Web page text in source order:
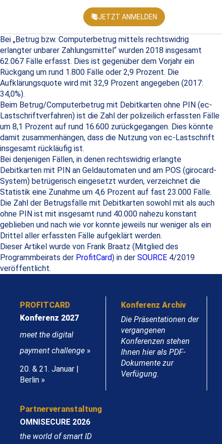
JETZT ANMELDEN
Bei „Betrug bzw. Computerbetrug mittels rechtswidrig
erlangter unbarer Zahlungsmittel“ wurden 2018 insgesamt
62.067 Fälle erfasst. Dies ist gegenüber dem Vorjahr ein
Rückgang um rund 1.800 Fälle oder 2,9 Prozent. Die
Aufklärungsquote wird mit 32,9 Prozent angegeben (2017:
34,0%).
Beim Betrug/Computerbetrug mit Debitkarten ohne PIN (ec-
Lastschriftverfahren) ist die Zahl der polizeilich erfassten Fälle
um 8,1 Prozent auf rund 16.600 zurückgegangen. Dies könnte
damit zusammenhängen, dass die Nutzung von ec-Lastschrift
insgesamt rückläufig ist.
Bei denjenigen Fällen, in denen rechtswidrig erlangte
Debitkarten mit PIN an Geldautomaten und am POS (girocard-
System) betrügerisch eingesetzt wurden, verzeichnet die
Statistik eine Zunahme um 4,6 Prozent auf fast 23.000 Fälle.
Die Zahl der Betrugsfälle mit Debitkarten sowohl mit als auch
ohne PIN ist mit insgesamt rund 40.000 nahezu konstant
geblieben und nach wie vor konnte jeweils nur weniger als ein
Drittel aller erfassten Fälle aufgeklärt werden.
Dieser Artikel wurde von Frank Braatz (Mitglied des
Programmbeirats der ProfitCard) in der SOURCE 4/2019
veröffentlicht.
PROFITCARD
Konferenz 2027
meet the digital
payment challenge »
20. & 21. Januar |
Berlin »
Konferenz Archiv
Die Präsentationen der
vergangenen
Konferenzen stehen
Ihnen hier als PDF-
Dokumente zur
Verfügung.
Partnerveranstaltung
OMNISECURE 2026
the world of smart ID